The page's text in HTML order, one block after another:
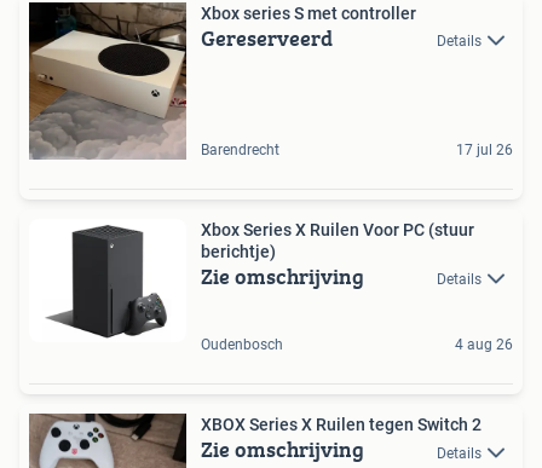
Xbox series S met controller
Gereserveerd Details
Barendrecht 17 jul 26
Xbox Series X Ruilen Voor PC (stuur
berichtje)
Zie omschrijving Details
Oudenbosch 4 aug 26
XBOX Series X Ruilen tegen Switch 2
Zie omschrijving Details